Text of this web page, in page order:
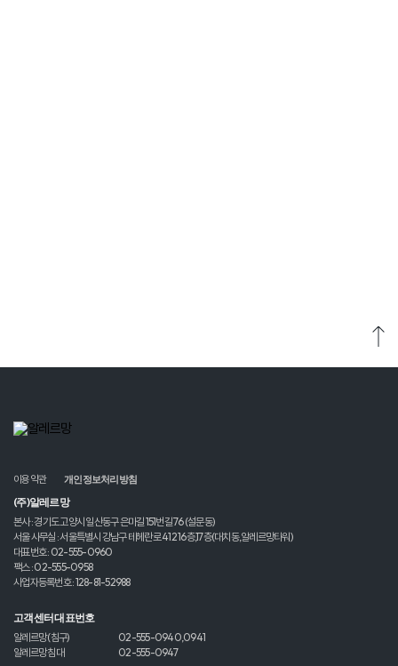
이용약관 개인정보처리방침
(주)알레르망
본사 : 경기도 고양시 일산동구 은마길 151번길 76 (설문동)
서울 사무실 : 서울특별시 강남구 테헤란로 412 16층,17층(대치동,알레르망타워)
대표번호 : 02-555-0960
팩스 : 02-555-0958
사업자등록번호 : 128-81-52988
고객센터 대표번호
알레르망 (침구)
02-555-0940,0941
알레르망 침대
02-555-0947